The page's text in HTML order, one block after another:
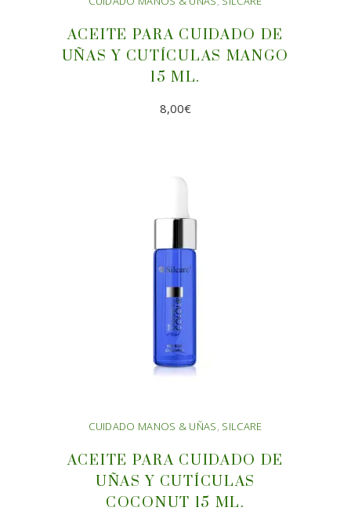
ACEITE PARA CUIDADO DE
UÑAS Y CUTÍCULAS MANGO
15 ML.
8,00€
CUIDADO MANOS & UÑAS, SILCARE
ACEITE PARA CUIDADO DE
UÑAS Y CUTÍCULAS
COCONUT 15 ML.